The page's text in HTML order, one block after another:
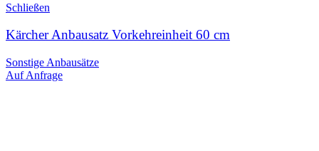
Schließen
Kärcher Anbausatz Vorkehreinheit 60 cm
Sonstige Anbausätze
Auf Anfrage